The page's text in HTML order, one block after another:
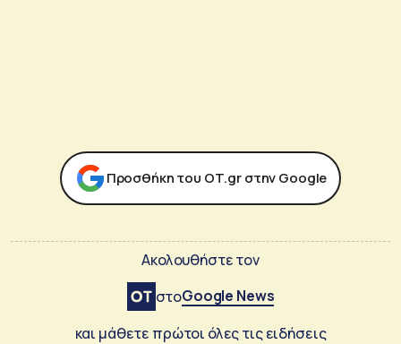
Προσθήκη του ΟΤ.gr στην Google
Ακολουθήστε τον
στοGoogle News
και μάθετε πρώτοι όλες τις ειδήσεις